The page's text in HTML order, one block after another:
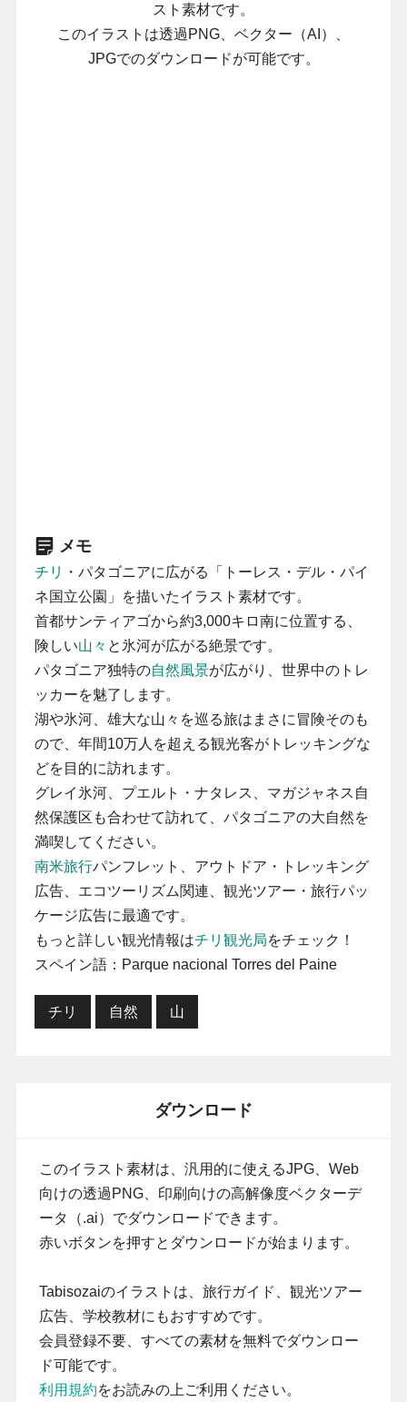
スト素材です。
このイラストは透過PNG、ベクター（AI）、
JPGでのダウンロードが可能です。
メモ
チリ
・パタゴニアに広がる「トーレス・デル・パイ
ネ国立公園」を描いたイラスト素材です。
首都サンティアゴから約3,000キロ南に位置する、
険しい山々 と氷河が広がる絶景です。
パタゴニア独特の自然風景が広がり、世界中のトレ
ッカーを魅了します。
湖や氷河、雄大な山々を巡る旅はまさに冒険そのも
ので、年間10万人を超える観光客がトレッキングな
どを目的に訪れます。
グレイ氷河、プエルト・ナタレス、マガジャネス自
然保護区も合わせて訪れて、パタゴニアの大自然を
満喫してください。
南米旅行パンフレット、アウトドア・トレッキング
広告、エコツーリズム関連、観光ツアー・旅行パッ
ケージ広告に最適です。
もっと詳しい観光情報はチリ観光局をチェック！
スペイン語：Parque nacional Torres del Paine
チリ 自然 山
ダウンロード
このイラスト素材は、汎用的に使えるJPG、Web
向けの透過PNG、印刷向けの高解像度ベクターデ
ータ（.ai）でダウンロードできます。
赤いボタンを押すとダウンロードが始まります。
Tabisozaiのイラストは、旅行ガイド、観光ツアー
広告、学校教材にもおすすめです。
会員登録不要、すべての素材を無料でダウンロー
ド可能です。
利用規約をお読みの上ご利用ください。